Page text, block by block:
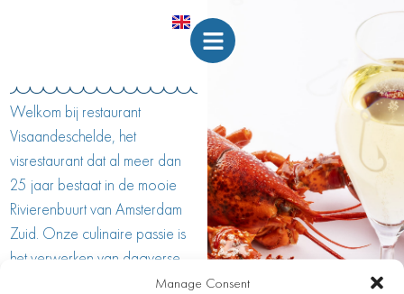
Manage Consent
Welkom bij restaurant
Visaandeschelde, het
visrestaurant dat al meer dan
25 jaar bestaat in de mooie
Rivierenbuurt van Amsterdam
Zuid. Onze culinaire passie is
het verwerken van dagverse
vis en seizoensproducten tot